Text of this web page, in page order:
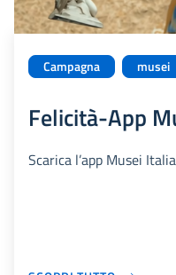
Campagna musei
Felicità-App
Scarica l’app Musei